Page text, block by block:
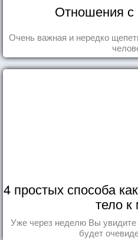
Отношения с
Очень важная и нередко
4 простых способа
тело
Уже через неделю Вы увидите
будет